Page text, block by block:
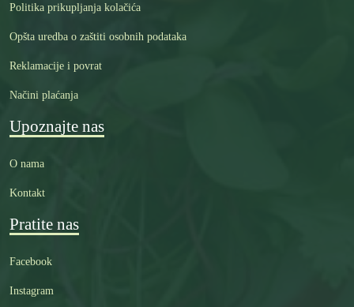
Politika prikupljanja kolačića
Opšta uredba o zaštiti osobnih podataka
Reklamacije i povrat
Načini plaćanja
Upoznajte nas
O nama
Kontakt
Pratite nas
Facebook
Instagram